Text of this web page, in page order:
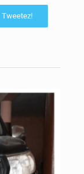
Tweetez!